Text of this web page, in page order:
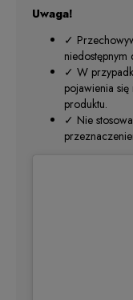
Uwaga!
✓
niedostępnym
✓ W
pojawienia
produktu.
✓ Nie